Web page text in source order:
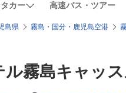
カー 高速バス・ツアー
島県 霧島・国分・鹿児島空港
霧島キャッ